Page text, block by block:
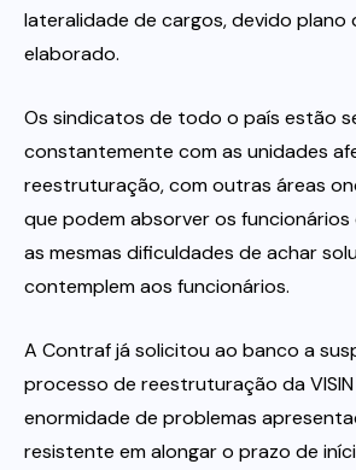
lateralidade de cargos, devido plano
elaborado.
Os sindicatos de todo o país estão
constantemente com as unidades
reestruturação, com outras áreas
que podem absorver os
as mesmas dificuldades de achar
contemplem aos funcionários.
A Contraf já solicitou ao banco a
processo de reestruturação da
enormidade de problemas
resistente em alongar o prazo de